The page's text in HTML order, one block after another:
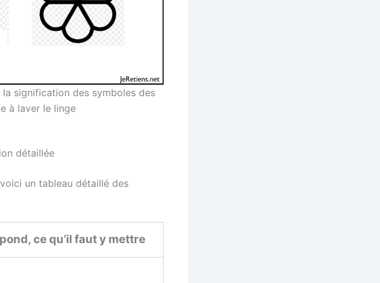
signification des symboles des
à laver le linge
détaillée
un tableau détaillé des
ce qu’il faut y mettre